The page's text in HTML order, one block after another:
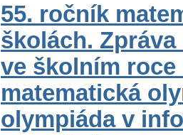
55. ročník
školách.
ve školním roce
matematická
olympiáda v